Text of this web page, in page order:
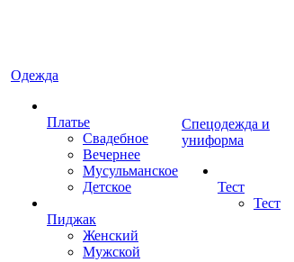
Одежда
Платье
Свадебное
Вечернее
Мусульманское
Детское
Пиджак
Женский
Мужской
Спецодежда и
униформа
Тест
Тест